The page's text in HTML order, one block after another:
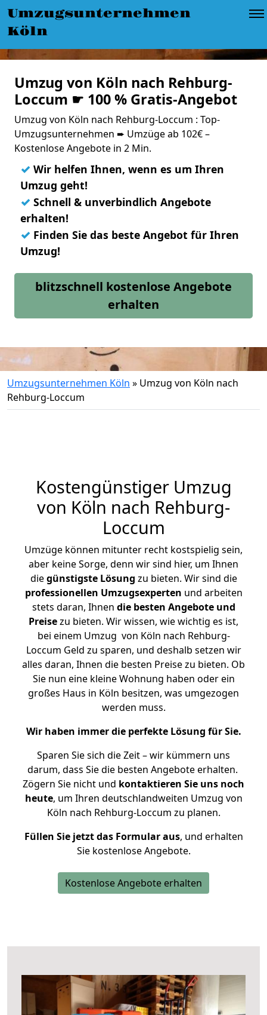
Umzugsunternehmen
Köln
Umzug von Köln nach Rehburg-
Loccum ☛ 100 % Gratis-Angebot
Umzug von Köln nach Rehburg-Loccum : Top-
Umzugsunternehmen ➨ Umzüge ab 102€ –
Kostenlose Angebote in 2 Min.
✓ Wir helfen Ihnen, wenn es um Ihren
Umzug geht!
✓ Schnell & unverbindlich Angebote
erhalten!
✓ Finden Sie das beste Angebot für Ihren
Umzug!
blitzschnell kostenlose Angebote
erhalten
Umzugsunternehmen Köln » Umzug von Köln nach
Rehburg-Loccum
Kostengünstiger Umzug
von Köln nach Rehburg-
Loccum
Umzüge können mitunter recht kostspielig sein,
aber keine Sorge, denn wir sind hier, um Ihnen
diegünstigste Lösung zu bieten. Wir sind die
professionellen Umzugsexperten und arbeiten
stets daran, Ihnen die besten Angebote und
Preisezu bieten. Wir wissen, wie wichtig es ist,
bei einem Umzug von Köln nach Rehburg-
Loccum Geld zu sparen, und deshalb setzen wir
alles daran, Ihnen die besten Preise zu bieten. Ob
Sie nun eine kleine Wohnung haben oder ein
großes Haus in Köln besitzen, was umgezogen
werden muss.
Wir haben immer die perfekte Lösung für Sie.
Sparen Sie sich die Zeit – wir kümmern uns
darum, dass Sie die besten Angebote erhalten.
Zögern Sie nicht und kontaktieren Sie uns noch
heute, um Ihren deutschlandweiten Umzug von
Köln nach Rehburg-Loccum zu planen.
Füllen Sie jetzt das Formular aus, und erhalten
Sie kostenlose Angebote.
Kostenlose Angebote erhalten